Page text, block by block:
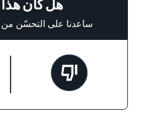
هل كان
ساعدنا على التحسّن من